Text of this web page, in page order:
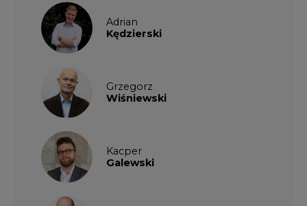
Adrian
Kędzierski
Grzegorz
Wiśniewski
Kacper
Galewski